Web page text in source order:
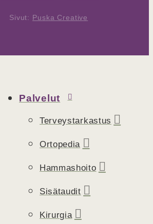
Sivut: Puska Creative
Palvelut
Terveystarkastus
Ortopedia
Hammashoito
Sisätaudit
Kirurgia